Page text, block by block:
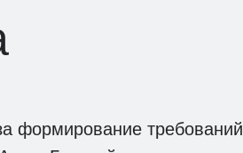
формирование требований